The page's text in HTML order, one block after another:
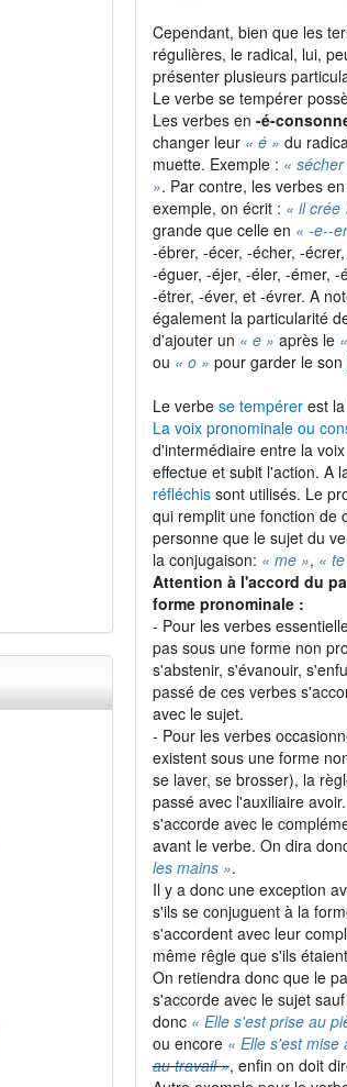
Cependant, bien que les
régulières, le radical, lui,
présenter plusieurs
Le verbe se tempérer
Les verbes en -é-
changer leur « é » du
muette. Exemple : « sécher
». Par contre, les verbes en
exemple, on écrit : « il crée
grande que celle en « -e--
-ébrer, -écer, -écher, -
-éguer, -éjer, -éler, -émer,
-étrer, -éver, et -évrer. A
également la particularité
d'ajouter un « e » après le
ou « o » pour garder le son
Le verbe se tempérerest la
La voix pronominale ou
d'intermédiaire entre la
effectue et subit l'action. A
réfléchissont utilisés. Le
qui remplit une fonction de
personne que le sujet du
la conjugaison: « me », «
Attention à l'accord du
forme pronominale :
- Pour les verbes
pas sous une forme non
s'abstenir, s'évanouir,
passé de ces verbes
avec le sujet.
- Pour les verbes
existent sous une forme
se laver, se brosser), la
passé avec l'auxiliaire
s'accorde avec le
avant le verbe. On dira
les mains ».
Il y a donc une exception
s'ils se conjuguent à la
s'accordent avec leur
même rêgle que s'ils
On retiendra donc que le
s'accorde avec le sujet
donc « Elle s'est prise au
ou encore « Elle s'est mise
au travail », enfin on doit